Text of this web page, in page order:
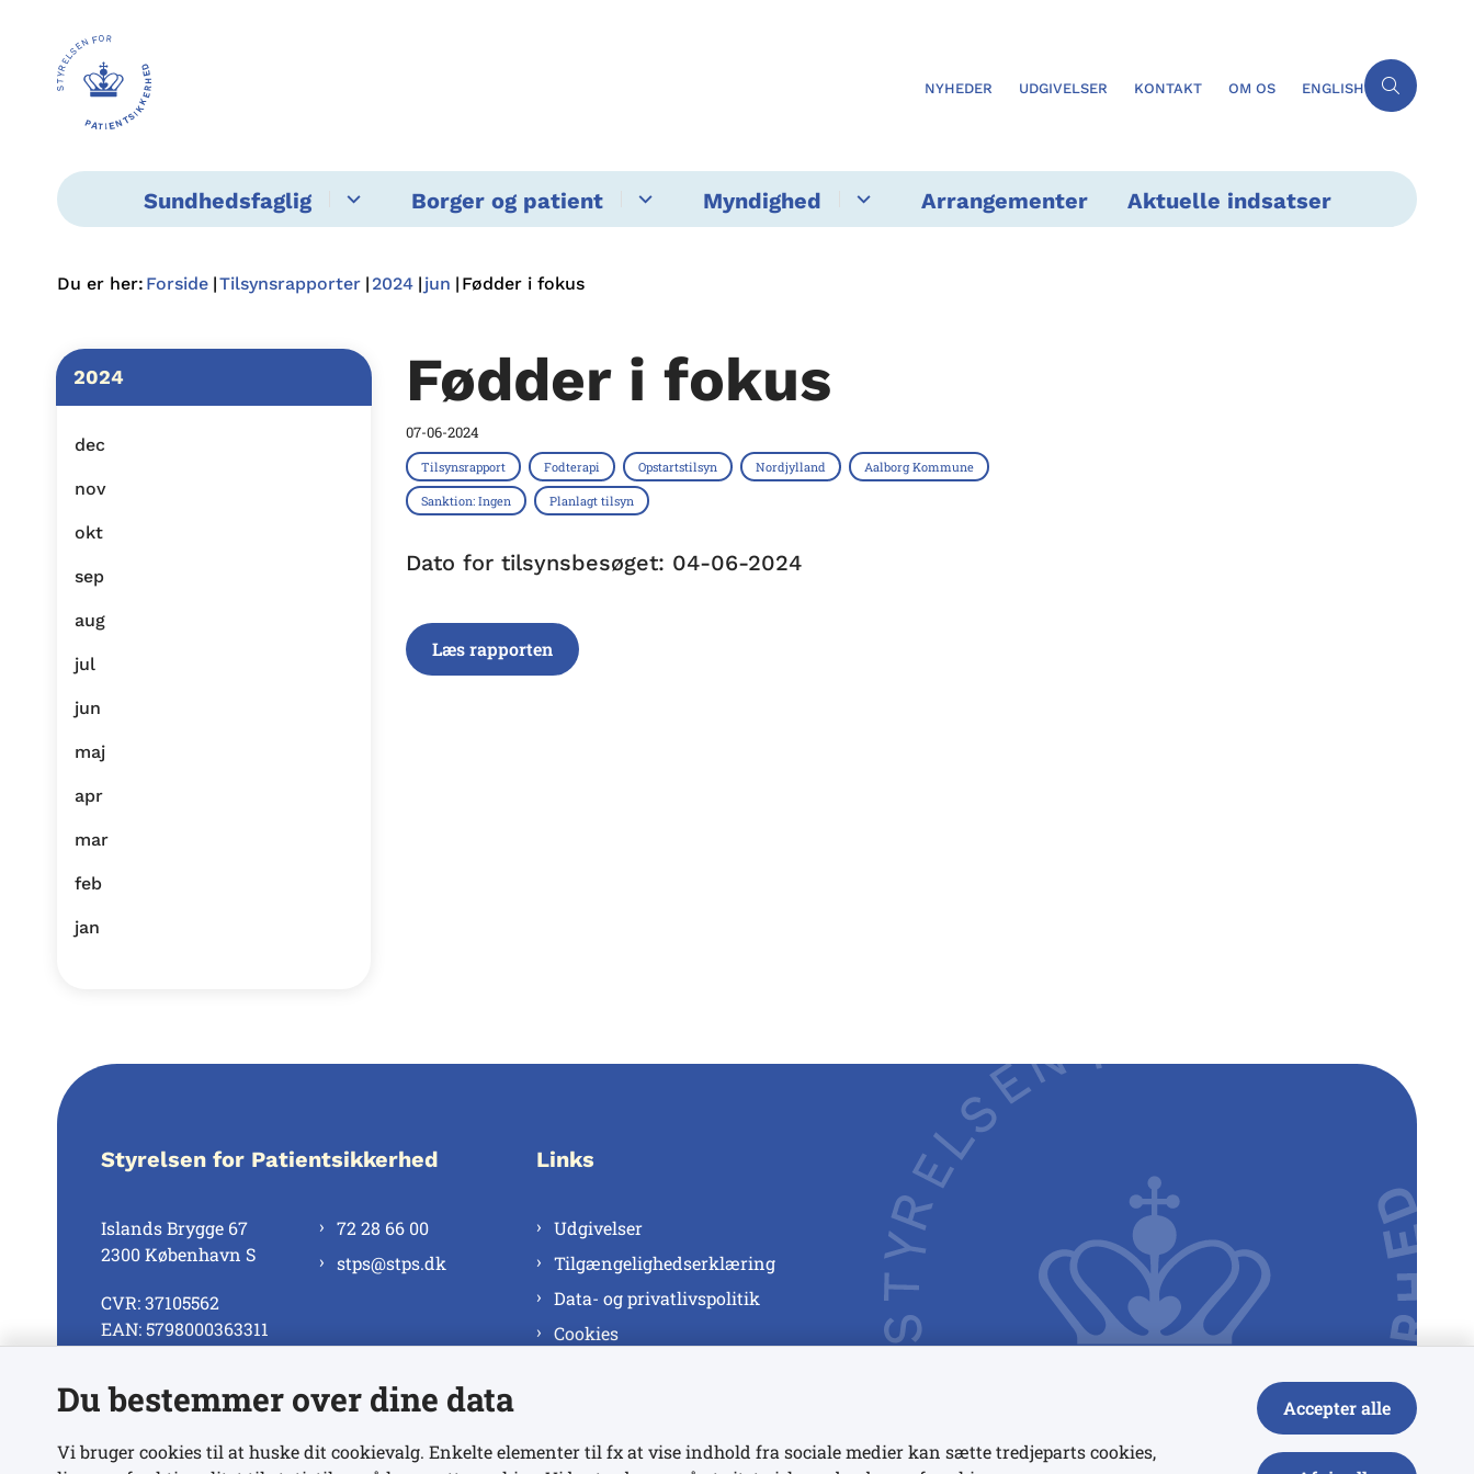
NYHEDER UDGIVELSER KONTAKT OM OS ENGLISH
Sundhedsfaglig Borger og patient Myndighed Arrangementer Aktuelle indsatser
Du er her: Forside Tilsynsrapporter 2024 jun Fødder i fokus
2024
dec
nov
okt
sep
aug
jul
jun
maj
apr
mar
feb
jan
Fødder i fokus
07-06-2024
Tilsynsrapport Fodterapi Opstartstilsyn Nordjylland Aalborg Kommune
Sanktion: Ingen Planlagt tilsyn
Dato for tilsynsbesøget: 04-06-2024
Læs rapporten
Styrelsen for Patientsikkerhed
Islands Brygge 67
2300 København S
CVR: 37105562
EAN: 5798000363311
72 28 66 00
stps@stps.dk
Se alle kontaktnumre
Links
Udgivelser
Tilgængelighedserklæring
Data- og privatlivspolitik
Cookies
Du bestemmer over dine data
Vi bruger cookies til at huske dit cookievalg. Enkelte elementer til fx at vise indhold fra sociale medier kan sætte tredjeparts cookies,
Accepter alle